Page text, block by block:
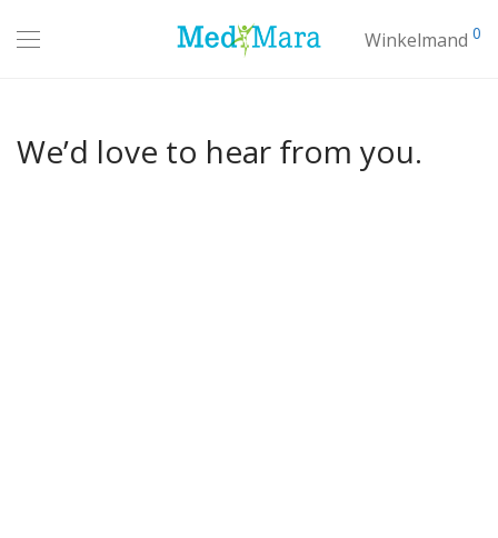
Winkelmand 0
We’d love to hear from you.